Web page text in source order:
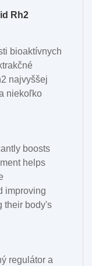
Rh2
bioaktívnych
najvyššej
niekoľko
boosts
helps
improving
their body's
regulátor a